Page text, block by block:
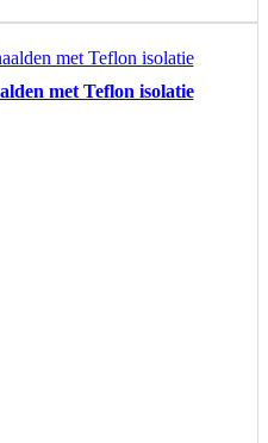
met Teflon isolatie